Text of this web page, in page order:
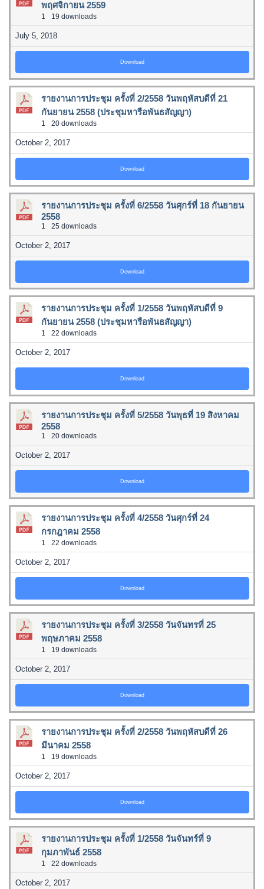
พฤศจิกายน 2559
1 19 downloads
July 5, 2018
Download
รายงานการประชุม ครั้งที่ 2/2558 วันพฤหัสบดีที่ 21
กันยายน 2558 (ประชุมหารือพันธสัญญา)
1 20 downloads
October 2, 2017
Download
รายงานการประชุม ครั้งที่ 6/2558 วันศุกร์ที่ 18 กันยายน
2558
1 25 downloads
October 2, 2017
Download
รายงานการประชุม ครั้งที่ 1/2558 วันพฤหัสบดีที่ 9
กันยายน 2558 (ประชุมหารือพันธสัญญา)
1 22 downloads
October 2, 2017
Download
รายงานการประชุม ครั้งที่ 5/2558 วันพุธที่ 19 สิงหาคม
2558
1 20 downloads
October 2, 2017
Download
รายงานการประชุม ครั้งที่ 4/2558 วันศุกร์ที่ 24
กรกฎาคม 2558
1 22 downloads
October 2, 2017
Download
รายงานการประชุม ครั้งที่ 3/2558 วันจันทรที่ 25
พฤษภาคม 2558
1 19 downloads
October 2, 2017
Download
รายงานการประชุม ครั้งที่ 2/2558 วันพฤหัสบดีที่ 26
มีนาคม 2558
1 19 downloads
October 2, 2017
Download
รายงานการประชุม ครั้งที่ 1/2558 วันจันทร์ที่ 9
กุมภาพันธ์ 2558
1 22 downloads
October 2, 2017